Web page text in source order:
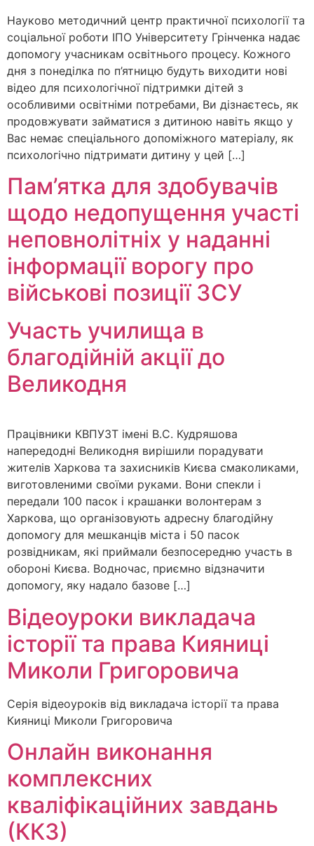
Науково методичний центр практичної психології та
соціальної роботи ІПО Університету Грінченка надає
допомогу учасникам освітнього процесу. Кожного
дня з понеділка по п’ятницю будуть виходити нові
відео для психологічної підтримки дітей з
особливими освітніми потребами, Ви дізнаєтесь, як
продовжувати займатися з дитиною навіть якщо у
Вас немає спеціального допоміжного матеріалу, як
психологічно підтримати дитину у цей […]
Пам’ятка для здобувачів
щодо недопущення участі
неповнолітніх у наданні
інформації ворогу про
військові позиції ЗСУ
Участь училища в
благодійній акції до
Великодня
Працівники КВПУЗТ імені В.С. Кудряшова
напередодні Великодня вирішили порадувати
жителів Харкова та захисників Києва смаколиками,
виготовленими своїми руками. Вони спекли і
передали 100 пасок і крашанки волонтерам з
Харкова, що організовують адресну благодійну
допомогу для мешканців міста і 50 пасок
розвідникам, які приймали безпосередню участь в
обороні Києва. Водночас, приємно відзначити
допомогу, яку надало базове […]
Відеоуроки викладача
історії та права Кияниці
Миколи Григоровича
Серія відеоуроків від викладача історії та права
Кияниці Миколи Григоровича
Онлайн виконання
комплексних
кваліфікаційних завдань
(ККЗ)